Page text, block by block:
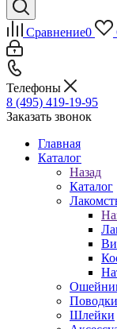
Сравнение0
Телефоны
8 (495) 419-19-95
Заказать звонок
Главная
Каталог
Назад
Каталог
Поводки
Шлейки